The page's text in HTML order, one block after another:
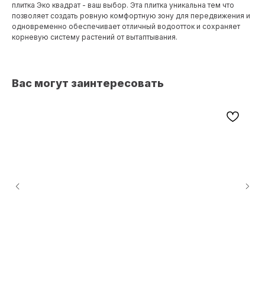
плитка Эко квадрат - ваш выбор. Эта плитка уникальна тем что
позволяет создать ровную комфортную зону для передвижения и
одновременно обеспечивает отличный водоотток и сохраняет
корневую систему растений от вытаптывания.
Вас могут заинтересовать